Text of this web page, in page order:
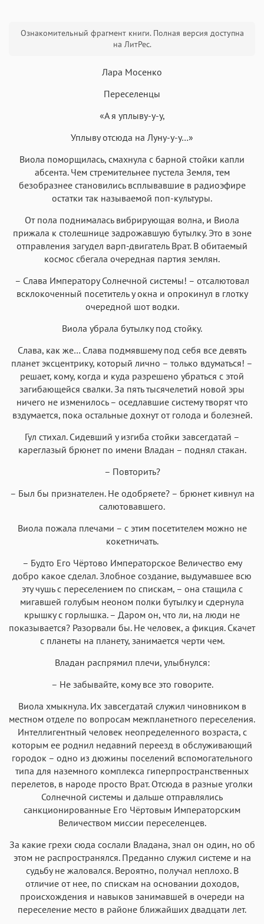
Аа
Garamond Fira Sans
Iowan
Аа
San Francisco Аа
SF Serif New York
Аа
Helvetica Neue
Аа
Arial Аа
Georgia
Аа
Times New Roman
Аа
Courier
Аа
Courier New
Аа
Menlo
Аа
SF Mono
Ознакомительный фрагмент книги. Полная версия доступна
на ЛитРес.
Лара Мосенко
Переселенцы
«А я уплыву-у-у,
Уплыву отсюда на Луну-у-у…»
Виола поморщилась, смахнула с барной стойки капли
абсента. Чем стремительнее пустела Земля, тем
безобразнее становились всплывавшие в радиоэфире
остатки так называемой поп-культуры.
От пола поднималась вибрирующая волна, и Виола
прижала к столешнице задрожавшую бутылку. Это в зоне
отправления загудел варп-двигатель Врат. В обитаемый
космос сбегала очередная партия землян.
– Слава Императору Солнечной системы! – отсалютовал
всклокоченный посетитель у окна и опрокинул в глотку
очередной шот водки.
Виола убрала бутылку под стойку.
Слава, как же… Слава подмявшему под себя все девять
планет эксцентрику, который лично – только вдуматься! –
решает, кому, когда и куда разрешено убраться с этой
загибающейся свалки. За пять тысячелетий новой эры
ничего не изменилось – оседлавшие систему творят что
вздумается, пока остальные дохнут от голода и болезней.
Гул стихал. Сидевший у изгиба стойки завсегдатай –
кареглазый брюнет по имени Владан – поднял стакан.
– Повторить?
– Был бы признателен. Не одобряете? – брюнет кивнул на
салютовавшего.
Виола пожала плечами – с этим посетителем можно не
кокетничать.
– Будто Его Чёртово Императорское Величество ему
добро какое сделал. Злобное создание, выдумавшее всю
эту чушь с переселением по спискам, – она стащила с
мигавшей голубым неоном полки бутылку и сдернула
крышку с горлышка. – Даром он, что ли, на люди не
показывается? Разорвали бы. Не человек, а фикция. Скачет
с планеты на планету, занимается черти чем.
Владан распрямил плечи, улыбнулся:
– Не забывайте, кому все это говорите.
Виола хмыкнула. Их завсегдатай служил чиновником в
местном отделе по вопросам межпланетного переселения.
Интеллигентный человек неопределенного возраста, с
которым ее роднил недавний переезд в обслуживающий
городок – одно из дюжины поселений вспомогательного
типа для наземного комплекса гиперпространственных
перелетов, в народе просто Врат. Отсюда в разные уголки
Солнечной системы и дальше отправлялись
санкционированные Его Чёртовым Императорским
Величеством миссии переселенцев.
За какие грехи сюда сослали Владана, знал он один, но об
этом не распространялся. Преданно служил системе и на
судьбу не жаловался. Вероятно, получал неплохо. В
отличие от нее, по спискам на основании доходов,
происхождения и навыков занимавшей в очереди на
переселение место в районе ближайших двадцати лет.